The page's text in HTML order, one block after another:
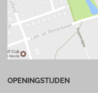
OPENINGSTIJDEN